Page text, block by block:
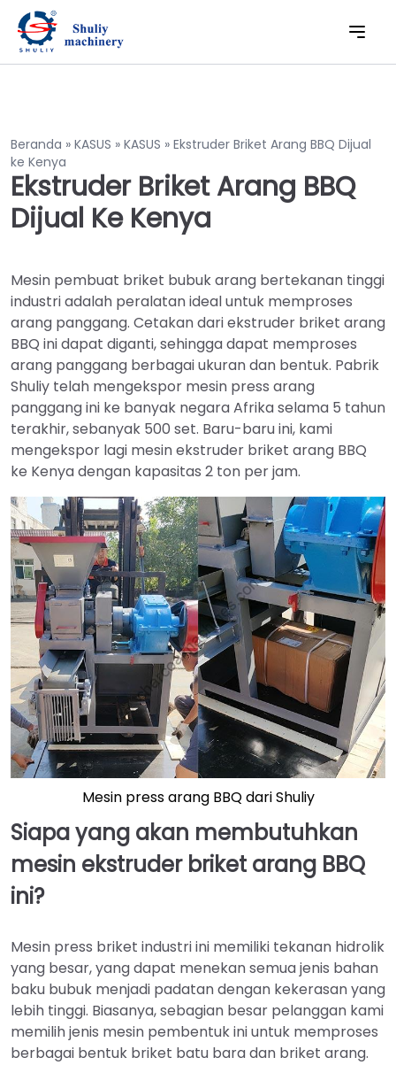
Beranda » KASUS » KASUS » Ekstruder Briket Arang BBQ Dijual
ke Kenya
Ekstruder Briket Arang BBQ
Dijual Ke Kenya
Mesin pembuat briket bubuk arang bertekanan tinggi
industri adalah peralatan ideal untuk memproses
arang panggang. Cetakan dari ekstruder briket arang
BBQ ini dapat diganti, sehingga dapat memproses
arang panggang berbagai ukuran dan bentuk. Pabrik
Shuliy telah mengekspor mesin press arang
panggang ini ke banyak negara Afrika selama 5 tahun
terakhir, sebanyak 500 set. Baru-baru ini, kami
mengekspor lagi mesin ekstruder briket arang BBQ
ke Kenya dengan kapasitas 2 ton per jam.
Mesin press arang BBQ dari Shuliy
Siapa yang akan membutuhkan
mesin ekstruder briket arang BBQ
ini?
Mesin press briket industri ini memiliki tekanan hidrolik
yang besar, yang dapat menekan semua jenis bahan
baku bubuk menjadi padatan dengan kekerasan yang
lebih tinggi. Biasanya, sebagian besar pelanggan kami
memilih jenis mesin pembentuk ini untuk memproses
berbagai bentuk briket batu bara dan briket arang.